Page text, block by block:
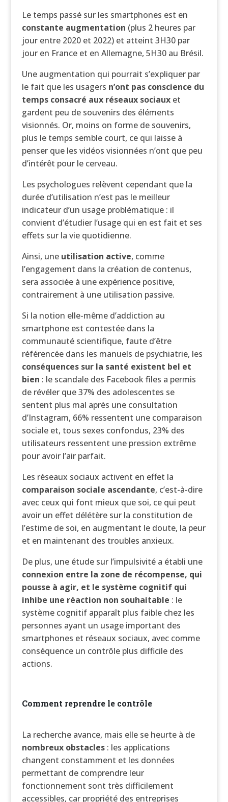
Le temps passé sur les smartphones est en
constante augmentation (plus 2 heures par
jour entre 2020 et 2022) et atteint 3H30 par
jour en France et en Allemagne, 5H30 au Brésil.
Une augmentation qui pourrait s’expliquer par
le fait que les usagers n’ont pas conscience du
temps consacré aux réseaux sociauxet
gardent peu de souvenirs des éléments
visionnés. Or, moins on forme de souvenirs,
plus le temps semble court, ce qui laisse à
penser que les vidéos visionnées n’ont que peu
d’intérêt pour le cerveau.
Les psychologues relèvent cependant que la
durée d’utilisation n’est pas le meilleur
indicateur d’un usage problématique : il
convient d’étudier l’usage qui en est fait et ses
effets sur la vie quotidienne.
Ainsi, une utilisation active, comme
l’engagement dans la création de contenus,
sera associée à une expérience positive,
contrairement à une utilisation passive.
Si la notion elle-même d’addiction au
smartphone est contestée dans la
communauté scientifique, faute d’être
référencée dans les manuels de psychiatrie, les
conséquences sur la santé existent bel et
bien : le scandale des Facebook files a permis
de révéler que 37% des adolescentes se
sentent plus mal après une consultation
d’Instagram, 66% ressentent une comparaison
sociale et, tous sexes confondus, 23% des
utilisateurs ressentent une pression extrême
pour avoir l’air parfait.
Les réseaux sociaux activent en effet la
comparaison sociale ascendante, c’est-à-dire
avec ceux qui font mieux que soi, ce qui peut
avoir un effet délétère sur la constitution de
l’estime de soi, en augmentant le doute, la peur
et en maintenant des troubles anxieux.
De plus, une étude sur l’impulsivité a établi une
connexion entre la zone de récompense, qui
pousse à agir, et le système cognitif qui
inhibe une réaction non souhaitable : le
système cognitif apparaît plus faible chez les
personnes ayant un usage important des
smartphones et réseaux sociaux, avec comme
conséquence un contrôle plus difficile des
actions.
Comment reprendre le contrôle
La recherche avance, mais elle se heurte à de
nombreux obstacles: les applications
changent constamment et les données
permettant de comprendre leur
fonctionnement sont très difficilement
accessibles, car propriété des entreprises